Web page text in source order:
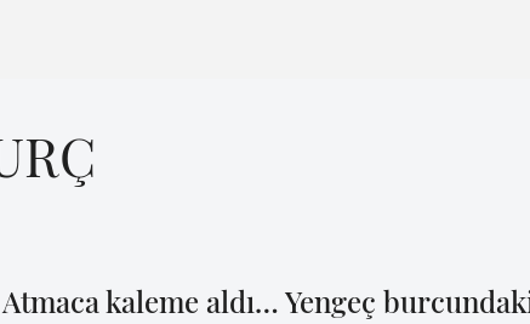
kaleme aldı… Yengeç